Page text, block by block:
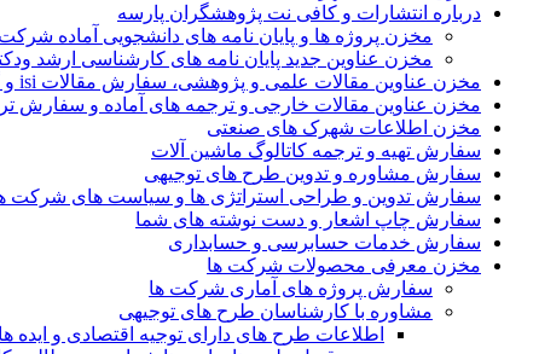
درباره انتشارات و کافی نت پژوهشگران پارسه
مخزن پروژه ها و پایان نامه های دانشجویی آماده شرکت
مخزن عناوین جدید پایان نامه های کارشناسی ارشد
مخزن عناوین مقالات علمی و پژوهشی، سفارش مقالات isi و گرفتن اکسپت
مخزن عناوین مقالات خارجی و ترجمه های آماده و سفارش
مخزن اطلاعات شهرک های صنعتی
سفارش تهیه و ترجمه کاتالوگ ماشین آلات
سفارش مشاوره و تدوین طرح های توجیهی
سفارش تدوین و طراحی استراتژی ها و سیاست های شرکت
سفارش چاپ اشعار و دست نوشته های شما
سفارش خدمات حسابرسی و حسابداری
مخزن معرفی محصولات شرکت ها
سفارش پروژه های آماری شرکت ها
مشاوره با کارشناسان طرح های توجیهی
اطلاعات طرح های دارای توجیه اقتصادی و